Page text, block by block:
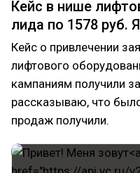
Кейс в нише
лида по 1578 руб.
Кейс о привлечении
лифтового
кампаниям получили
рассказываю, что
продаж получили.